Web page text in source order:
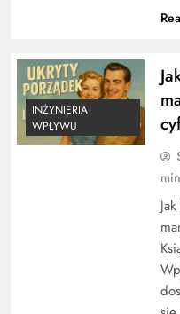
INŻYNIERIA
WPŁYWU